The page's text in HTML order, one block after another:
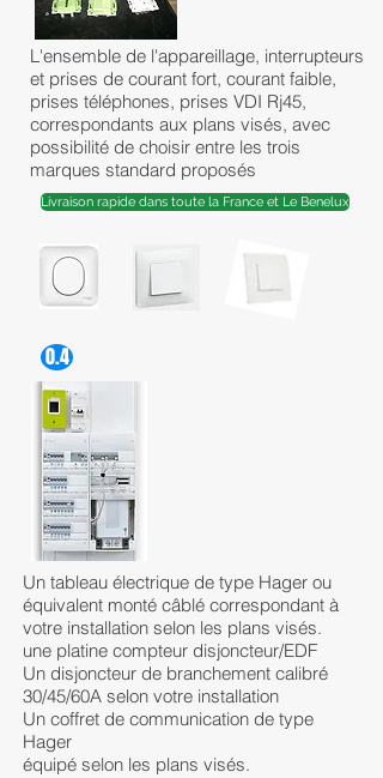
L'ensemble de l'appareillage, interrupteurs
et prises de courant fort, courant faible,
prises téléphones, prises VDI Rj45,
correspondants aux plans visés, avec
possibilité de choisir entre les trois
marques standard proposés
Livraison rapide dans toute la France et Le Benelux
0.4
Un tableau électrique de type Hager ou
équivalent monté câblé correspondant à
votre installation selon les plans visés.
une platine compteur disjoncteur/EDF
Un disjoncteur de branchement calibré
30/45/60A selon votre installation
Un coffret de communication de type
Hager
équipé selon les plans visés.